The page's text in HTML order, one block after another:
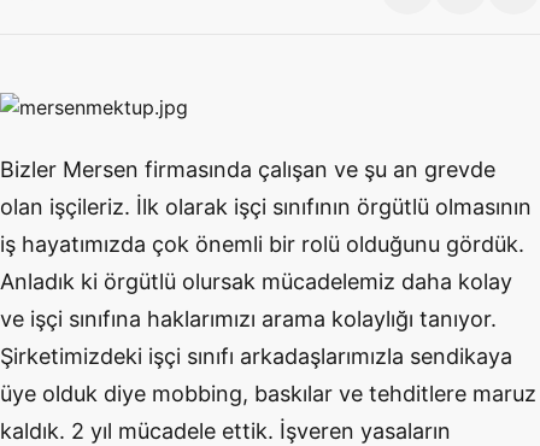
Bizler Mersen firmasında çalışan ve şu an grevde
olan işçileriz. İlk olarak işçi sınıfının örgütlü olmasının
iş hayatımızda çok önemli bir rolü olduğunu gördük.
Anladık ki örgütlü olursak mücadelemiz daha kolay
ve işçi sınıfına haklarımızı arama kolaylığı tanıyor.
Şirketimizdeki işçi sınıfı arkadaşlarımızla sendikaya
üye olduk diye mobbing, baskılar ve tehditlere maruz
kaldık. 2 yıl mücadele ettik. İşveren yasaların